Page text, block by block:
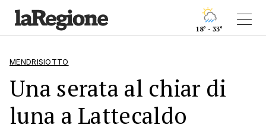
18° - 33°
MENDRISIOTTO
Una serata al chiar di
luna a Lattecaldo